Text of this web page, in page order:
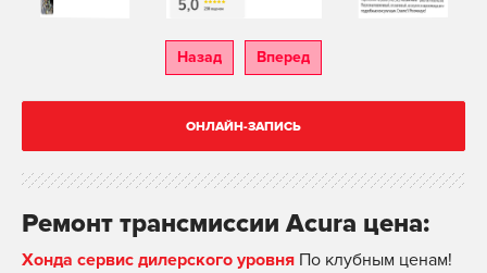
Назад Вперед
ОНЛАЙН-ЗАПИСЬ
Ремонт трансмиссии Acura цена:
Хонда сервис дилерского уровня По клубным ценам!